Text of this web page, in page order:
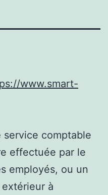
www.smart-
comptable
effectuée par le
employés, ou un
à